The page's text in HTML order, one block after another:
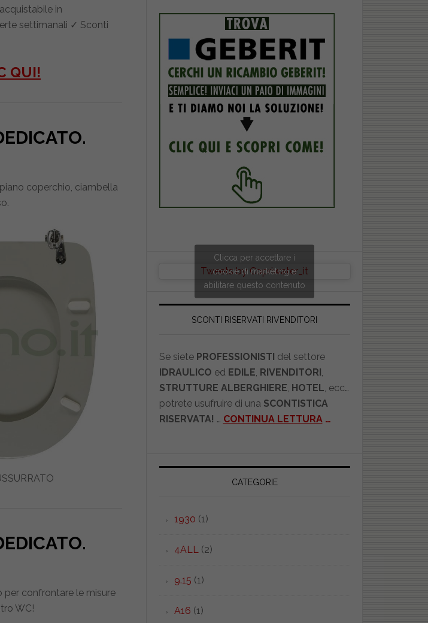
acquistabile in
settimanali ✓ Sconti
QUI!
.
coperchio, ciambella
.
per confrontare le misure
WC!
Tweets by Copriwater_it
Clicca per accettare i
cookie di marketing e
abilitare questo contenuto
SCONTI RISERVATI RIVENDITORI
Se siete PROFESSIONISTI del settore
IDRAULICO ed EDILE, RIVENDITORI,
STRUTTURE ALBERGHIERE, HOTEL, ecc…
potrete usufruire di una SCONTISTICA
RISERVATA! … CONTINUA LETTURA…
CATEGORIE
1930 (1)
4ALL(2)
9.15 (1)
A16 (1)